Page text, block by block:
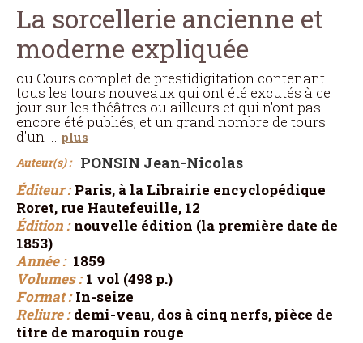
La sorcellerie ancienne et
moderne expliquée
ou Cours complet de prestidigitation contenant
tous les tours nouveaux qui ont été excutés à ce
jour sur les théâtres ou ailleurs et qui n'ont pas
encore été publiés, et un grand nombre de tours
d'un ... plus
Auteur(s) : PONSIN Jean-Nicolas
Éditeur :Paris, à la Librairie encyclopédique
Roret, rue Hautefeuille, 12
Édition :nouvelle édition (la première date de
1853)
Année :1859
Volumes :1 vol (498 p.)
Format :In-seize
Reliure :demi-veau, dos à cinq nerfs, pièce de
titre de maroquin rouge